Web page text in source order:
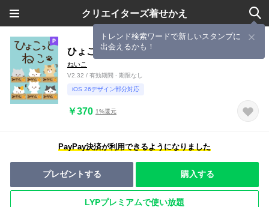
クリエイターズ着せかえ
トレンド検索ワードで新しいスタンプに
出会えるかも！
ひょこっとねこ
ねいこ
V2.32 / 有効期間 - 期限なし
iOS 26デザイン部分対応
￥370 1%還元
PayPay決済が利用できるようになりました
プレゼントする 購入する
LYPプレミアムで使い放題